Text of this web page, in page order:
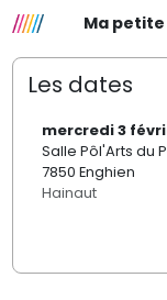
Ma
Les dates
mercredi 3
Salle Pôl'Arts du
7850 Enghien
Hainaut